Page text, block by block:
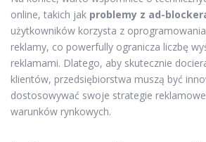
online, takich jak problemy z ad-
użytkowników korzysta z
reklamy, co powerfully ogranicza liczbę
reklamami. Dlatego, aby skutecznie
klientów, przedsiębiorstwa muszą być
dostosowywać swoje strategie
warunków rynkowych.